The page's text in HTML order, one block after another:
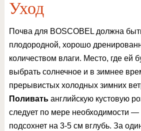
Уход
Почва для BOSCOBEL должна
плодородной, хорошо
количеством влаги. Место, где ей
выбрать солнечное и в зимнее
прерывистых холодных зимних
Поливатьанглийскую кустовую
следует по мере необходимости —
подсохнет на 3-5 см вглубь. За